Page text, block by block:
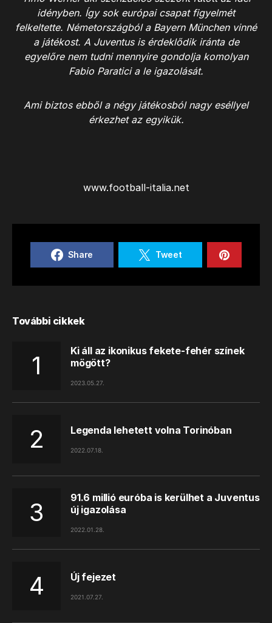
idényben. Így sok európai csapat figyelmét
felkeltette. Németországból a Bayern München vinné
a játékost. A Juventus is érdeklődik iránta de
egyelőre nem tudni mennyire gondolja komolyan
Fabio Paratici a le igazolását.
Ami biztos ebből a négy játékosból nagy eséllyel
érkezhet az egyikük.
www.football-italia.net
Share Tweet
További cikkek
Ki áll az ikonikus fekete-fehér színek
mögött?
2023.05.27.
Legenda lehetett volna Torinóban
2022.07.18.
91.6 millió euróba is kerülhet a Juventus
új igazolása
2022.01.28.
Új fejezet
2021.07.27.